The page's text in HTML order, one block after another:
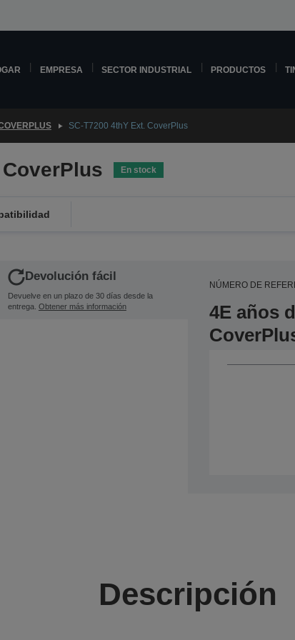
EMPRESA SECTOR INDUSTRIAL PRODUCTOS
SC-T7200 4thY Ext. CoverPlus
En stock
Devolución fácil
Devuelve en un plazo de 30 días desde la
entrega. Obtener más información
NÚMERO DE
4E años
Descripción